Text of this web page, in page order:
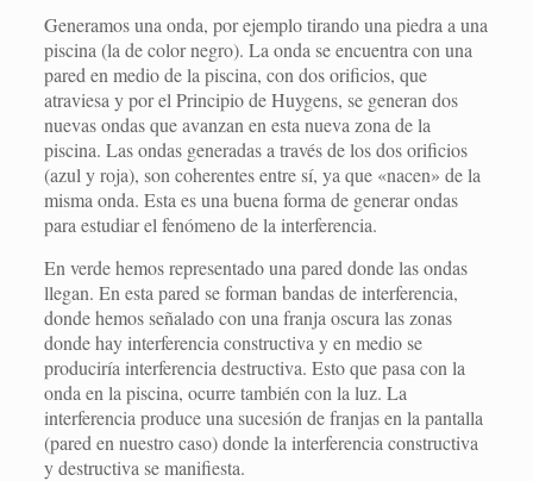
Generamos una onda, por ejemplo tirando una piedra a una
piscina (la de color negro). La onda se encuentra con una
pared en medio de la piscina, con dos orificios, que
atraviesa y por el Principio de Huygens, se generan dos
nuevas ondas que avanzan en esta nueva zona de la
piscina. Las ondas generadas a través de los dos orificios
(azul y roja), son coherentes entre sí, ya que «nacen» de la
misma onda. Esta es una buena forma de generar ondas
para estudiar el fenómeno de la interferencia.
En verde hemos representado una pared donde las ondas
llegan. En esta pared se forman bandas de interferencia,
donde hemos señalado con una franja oscura las zonas
donde hay interferencia constructiva y en medio se
produciría interferencia destructiva. Esto que pasa con la
onda en la piscina, ocurre también con la luz. La
interferencia produce una sucesión de franjas en la pantalla
(pared en nuestro caso) donde la interferencia constructiva
y destructiva se manifiesta.